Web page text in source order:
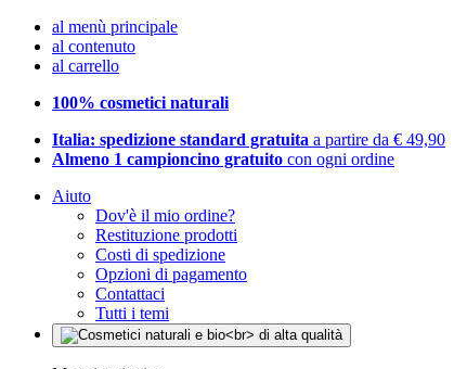
al menù principale
al contenuto
al carrello
100% cosmetici naturali
Italia: spedizione standard gratuita a partire da € 49,90
Almeno 1 campioncino gratuito con ogni ordine
Aiuto
Dov'è il mio ordine?
Restituzione prodotti
Costi di spedizione
Opzioni di pagamento
Contattaci
Tutti i temi